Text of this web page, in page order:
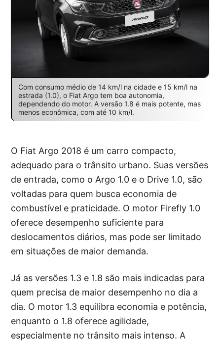
Com consumo médio de 14 km/l na cidade e 15 km/l na
estrada (1.0), o Fiat Argo tem boa autonomia,
dependendo do motor. A versão 1.8 é mais potente, mas
menos econômica, com até 10 km/l.
O Fiat Argo 2018 é um carro compacto,
adequado para o trânsito urbano. Suas versões
de entrada, como o Argo 1.0 e o Drive 1.0, são
voltadas para quem busca economia de
combustível e praticidade. O motor Firefly 1.0
oferece desempenho suficiente para
deslocamentos diários, mas pode ser limitado
em situações de maior demanda.
Já as versões 1.3 e 1.8 são mais indicadas para
quem precisa de maior desempenho no dia a
dia. O motor 1.3 equilibra economia e potência,
enquanto o 1.8 oferece agilidade,
especialmente no trânsito mais intenso. A